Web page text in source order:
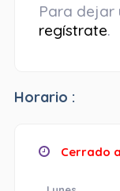
Para dejar
regístrate.
Horario :
Cerrado